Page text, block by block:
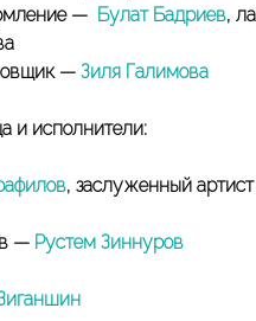
— Булат Бадриев,
— Зиля Галимова
и исполнители:
, заслуженный
— Рустем Зиннуров